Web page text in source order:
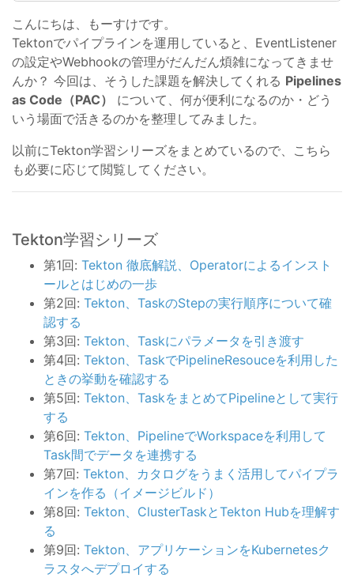
こんにちは、もーすけです。
Tektonでパイプラインを運用していると、EventListener
の設定やWebhookの管理がだんだん煩雑になってきませ
んか？ 今回は、そうした課題を解決してくれる Pipelines
as Code（PAC）
について、何が便利になるのか・どう
いう場面で活きるのかを整理してみました。
以前にTekton学習シリーズをまとめているので、こちら
も必要に応じて閲覧してください。
Tekton学習シリーズ
第1回: Tekton 徹底解説、Operatorによるインスト
ールとはじめの一歩
第2回: Tekton、TaskのStepの実行順序について確
認する
第3回: Tekton、Taskにパラメータを引き渡す
第4回: Tekton、TaskでPipelineResouceを利用した
ときの挙動を確認する
第5回: Tekton、TaskをまとめてPipelineとして実行
する
第6回: Tekton、PipelineでWorkspaceを利用して
Task間でデータを連携する
第7回: Tekton、カタログをうまく活用してパイプラ
インを作る（イメージビルド）
第8回: Tekton、ClusterTaskとTekton Hubを理解す
る
第9回: Tekton、アプリケーションをKubernetesク
ラスタへデプロイする